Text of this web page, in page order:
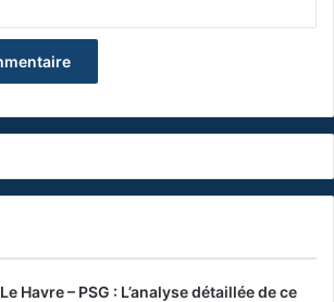
Le Havre – PSG : L’analyse détaillée de ce